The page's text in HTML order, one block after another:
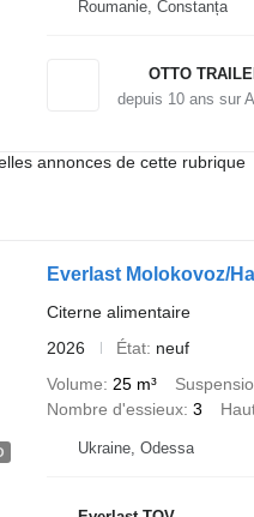
Roumanie, Constanța
OTTO
depuis 10ans sur
annonces de cette rubrique
Everlast Molokovoz/
Citerne alimentaire
2026
État neuf
Volume
25 m³
Nombre d'essieux 3
Ukraine, Odessa